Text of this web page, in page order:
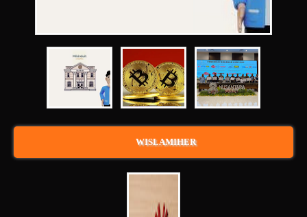
WISLAMIHER